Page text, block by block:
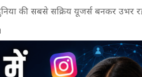
की सबसे सक्रिय यूजर्स बनकर उभर